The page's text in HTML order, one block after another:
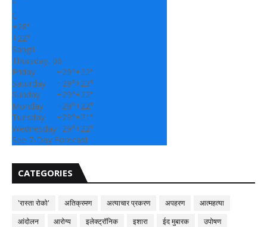
°
C
+28°
+22°
Sangli
Thursday, 06
Friday
+29°+22°
Saturday
+29°+23°
Sunday
+29°+22°
Monday
+29°+22°
Tuesday
+29°+21°
Wednesday+29°+22°
See 7-Day Forecast
CATEGORIES
'रास्ता रोको' अतिक्रमण अत्याचार प्रकरण अपहरण
आत्महत्या
आंदोलन
आरोग्य इलेक्ट्रॉनिक इशारा ईद मुबारक
उपोषण